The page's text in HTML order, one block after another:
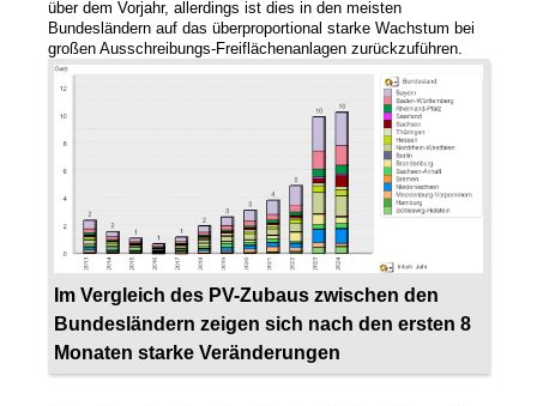
Newsmeldungen
Newsletter
über dem Vorjahr, allerdings ist dies in den meisten
Bundesländern auf das überproportional starke Wachstum bei
großen Ausschreibungs-Freiflächenanlagen zurückzuführen.
Im Vergleich des PV-Zubaus zwischen den
Bundesländern zeigen sich nach den ersten 8
Monaten starke Veränderungen